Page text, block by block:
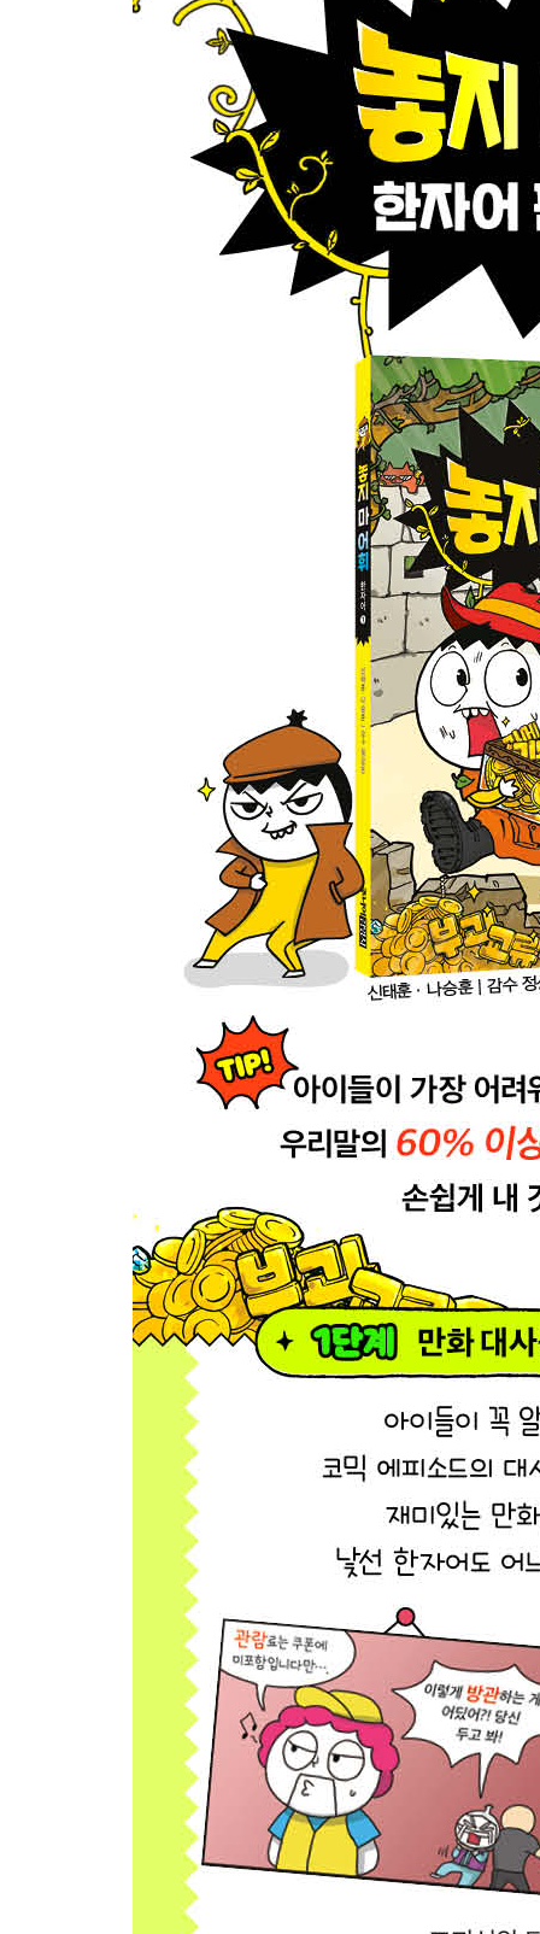
28 저희는 수공업이라 비쌉니다
29 정구의 공손함이 수상해!
30 놈을 너무 과대평가했군
31 너무 과식했더니 배에 가스가…
32 우리에겐 큰 과제가 있어
33 이렇게 방관만 할 거야?!
34 제 관할은 이곳뿐입니다만…
35 이마가 광장 수준이네!
36 다른 교역 수단을 찾아 보자고!
37 아주 교묘하게 바꿔 드리지!
38 옷을 너무 많이 구매했잖아!
39 유력한 용의자라 구속했지!
41 불쌍한 저희를 구원해 주세요우~
42 아버지, 국익을 위해 참으세요!
43 주리, 내 앞에 굴복시켜 주지!
44 휴게실 이용했다고 권고 휴직…?
45 고귀한 왕궁에서 당장 나가!
48 이상한 기호가 있는 보물 지도 발견!
49 지금 몹시 허기가 져서 그런데…
50 이런 기적 같은 일이?!
51 이 난관을 헤쳐 나가야 하는데…
52 난방이 너무 세서 익어 버렸어…
53 전기료 천만 원을 납부하세요
54 우리 내부에 배신자가 있다니!
55 내구성이 좋은 옷이니 괜찮아
56 내 농장에서 다 나가!
57 그럼 다수결로 빨리 정해!
58 단신이지만 최선을 다했다고!
59 단호하게 결단을 내리세요!
60 우리도 단합하면 무섭다고!
놓지 마 어휘 퀴즈!
61 첨단 장비의 힘을 빌려야겠어!
62 이런 시련을 감당해야 하다니…
64 어떻게 대처해야 하지?!
65 음식을 먹었으면 대가를 치러야지
66 줄줄도립공원에서 길을 잃다
67 너 혼자 독주하면 곤란하다고!
68 독후감을 이렇게 잘 쓰다니!
69 지독한 마녀 같으니라고…
70 이런 건 동영상으로 찍어야 해!
71 아빠도 동등하게 기저귀 차세요!
72 설득의 고수를 만나다
73 범죄자 명단에 등재된 사기꾼
74 앞뒤 다 생략하고 말하지 마!
75 이렇게 된 이상 전력을 다한다!
76 자~ 비행기 이륙합니다~
77 주리 토론자, 이대로 고립되나요?
78 쓸쓸하고 삭막한 삭막삭막동
79 정구야, 스릴을 만끽했니?
80 갑자기 면상을 들이밀고 그래!
놓지 마 어휘 퀴즈!
찾아보기